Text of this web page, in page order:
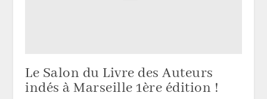
Le Salon du Livre des Auteurs
indés à Marseille 1ère édition !